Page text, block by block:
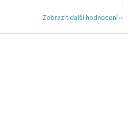
Zobrazit další hodnocení